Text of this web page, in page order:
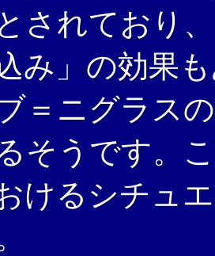
されており
み」の効果
＝ニグラス
そうです。
けるシチュ